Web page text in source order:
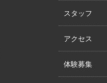
スタッフ
アクセス
体験募集